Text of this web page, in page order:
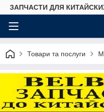
ЗАПЧАСТИ ДЛЯ
Товари та послуги